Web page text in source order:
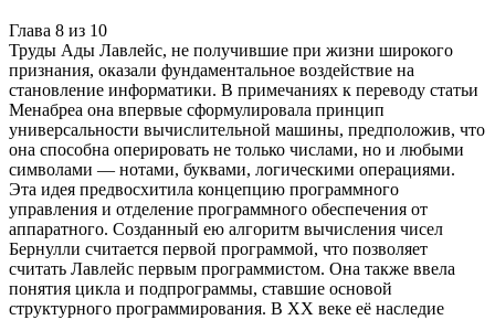
Глава 8 из 10
Труды Ады Лавлейс, не получившие при жизни широкого
признания, оказали фундаментальное воздействие на
становление информатики. В примечаниях к переводу статьи
Менабреа она впервые сформулировала принцип
универсальности вычислительной машины, предположив, что
она способна оперировать не только числами, но и любыми
символами — нотами, буквами, логическими операциями.
Эта идея предвосхитила концепцию программного
управления и отделение программного обеспечения от
аппаратного. Созданный ею алгоритм вычисления чисел
Бернулли считается первой программой, что позволяет
считать Лавлейс первым программистом. Она также ввела
понятия цикла и подпрограммы, ставшие основой
структурного программирования. В XX веке её наследие